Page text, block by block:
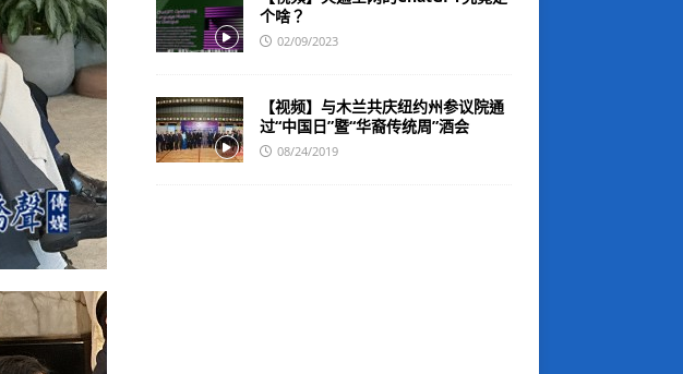
个啥？
02/09/2023
【视频】与木兰共庆纽约州参议院通
过“中国日”暨“华裔传统周”酒会
08/24/2019